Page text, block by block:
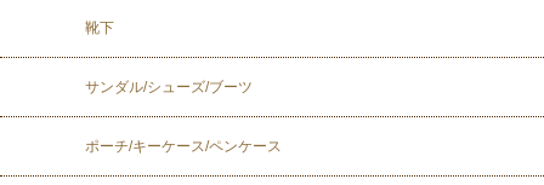
靴下
サンダル/シューズ/ブーツ
ポーチ/キーケース/ペンケース